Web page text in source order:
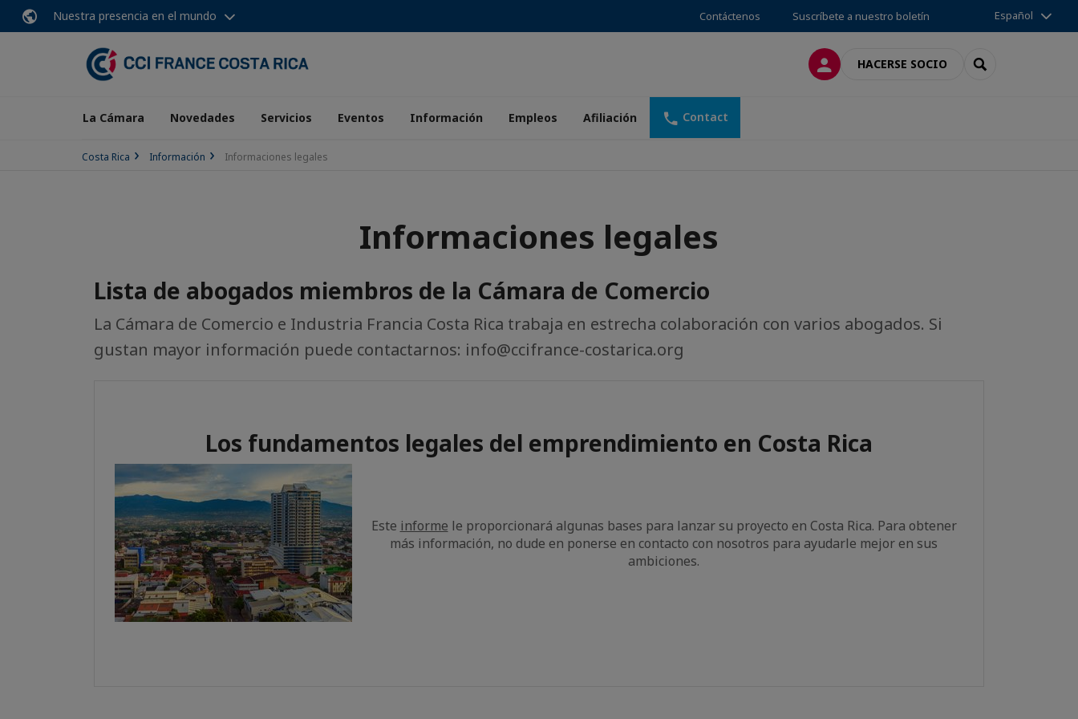
Nuestra presencia en el mundo Contáctenos Suscríbete a nuestro boletín Español
CONECTARSE
HACERSE SOCIO SEARCH
La Cámara Novedades Servicios Eventos Información Empleos Afiliación Contact
Costa Rica Información Informaciones legales
Informaciones legales
Lista de abogados miembros de la Cámara de Comercio
La Cámara de Comercio e Industria Francia Costa Rica trabaja en estrecha colaboración con varios abogados. Si
gustan mayor información puede contactarnos: info@ccifrance-costarica.org
Los fundamentos legales del emprendimiento en Costa Rica
Este informe le proporcionará algunas bases para lanzar su proyecto en Costa Rica. Para obtener
más información, no dude en ponerse en contacto con nosotros para ayudarle mejor en sus
ambiciones.